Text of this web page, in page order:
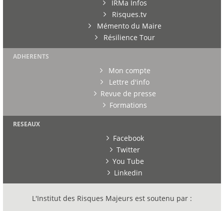
IRMa Infos
Risques.tv
Mémento du Maire
Résilience Tour
ADHERENTS
Mon compte
Lettre d'info
Revue de presse
Formations
RESEAUX
Facebook
Twitter
You Tube
Linkedin
L'Institut des Risques Majeurs est soutenu par :